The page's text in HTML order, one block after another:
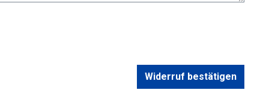
Widerruf bestätigen